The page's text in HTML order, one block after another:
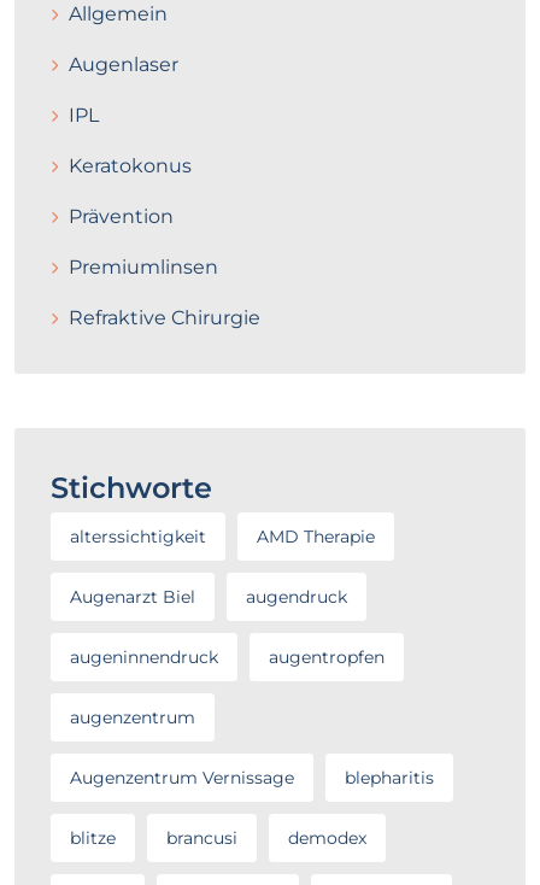
Allgemein
Augenlaser
IPL
Keratokonus
Prävention
Premiumlinsen
Refraktive Chirurgie
Stichworte
alterssichtigkeit AMD Therapie
Augenarzt Biel augendruck
augeninnendruck augentropfen
augenzentrum
Augenzentrum Vernissage blepharitis
blitze brancusi demodex